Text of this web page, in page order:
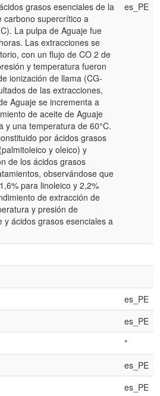
grasos esenciales de la
carbono supercrítico a
La pulpa de Aguaje fue
Las extracciones se
con un flujo de CO 2 de
y temperatura fueron
ionización de llama (CG-
de las extracciones,
Aguaje se incrementa a
de aceite de Aguaje
y una temperatura de 60°C.
por ácidos grasos
y oleico) y
de los ácidos grasos
observándose que
para linoleico y 2,2%
de extracción de
y presión de
ácidos grasos esenciales a
es_PE
es_PE
es_PE
*
es_PE
es_PE